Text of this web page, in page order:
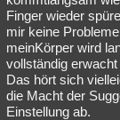
Finger wieder
mir keine
meinKörper wird
vollständig
Das hört sich
die Macht der
Einstellung ab.